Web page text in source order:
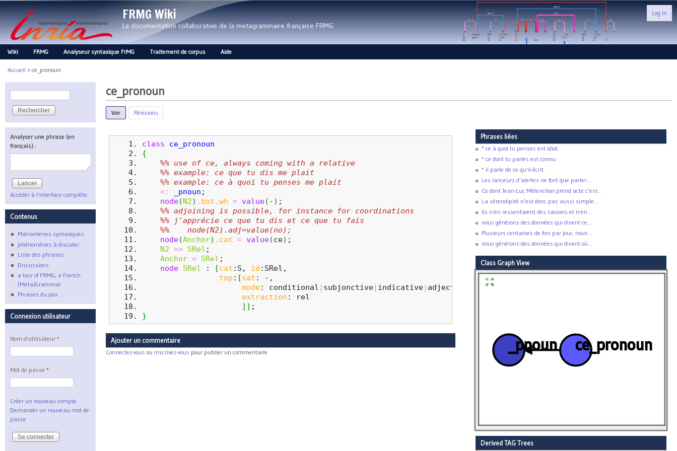
FRMG Wiki
La documentation collaborative de la metagrammaire française FRMG
Log In
Main menu
Wiki FRMG Analyseur syntaxique FrMG Traitement de corpus Aide
Vous êtes ici
Accueil » ce_pronoun
ce_pronoun
Voir (onglet actif)
Révisions
class
ce_pronoun
{
%% use of ce, always coming with a relative
%% example: ce que tu dis me plait
%% example: ce à quoi tu penses me plait
<:
_pnoun ;
node(N2) . bot .wh = value( - ) ;
%% adjoining is possible, for instance for coordinations
%% j'apprécie ce que tu dis et ce que tu fais
%%    node(N2).adj=value(no);
node(Anchor) . cat = value(ce) ;
N2 >> SRel ;
Anchor < SRel ;
node
SRel : [cat :S, id :SRel,
top : [sat : -,
mode: conditional | subjonctive| indicative| adjective,
extraction : rel
] ] ;
}
Ajouter un commentaire
Connectez-vous ou inscrivez-vous pour publier un commentaire
Phrases liées
* ce à quoi tu penses est idiot.
* ce dont tu parles est connu.
* il parle de ce qu'il écrit.
Les lanceurs d’alertes ne font que parler...
Ce dont Jean-Luc Mélenchon prend acte c’est...
La sérendipité n’est donc pas aussi simple...
Ils n'en ressentaient des saisons et n'en...
nous générons des données qui disent ce...
Plusieurs centaines de fois par jour, nous...
nous générons des données qui disent où...
Class Graph View
ce_pronoun
_pnoun
Derived TAG Trees
Formulaire de recherche
Rechercher
Analyser une phrase (en
français) :
Accéder à l'interface complète.
Contenus
Phénomènes syntaxiques
phénomènes à discuter
Liste des phrases
Discussions
a tour of FRMG, a French
(Meta)Grammar
Phrases du jour
Connexion utilisateur
Nom d'utilisateur *
Mot de passe *
Créer un nouveau compte
Demander un nouveau mot de
passe